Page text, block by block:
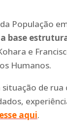
População
base
e
Humanos.
situação de rua
aqui.